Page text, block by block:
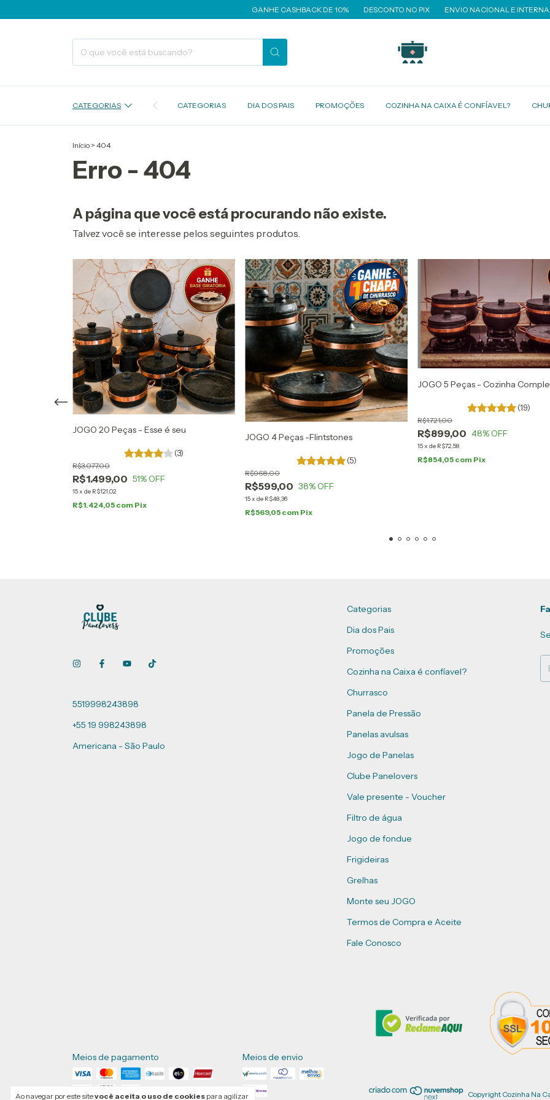
GANHE CASHBACK DE 10% DESCONTO NO PIX ENVIO NACIONAL E
CATEGORIAS CATEGORIAS DIA DOS PAIS PROMOÇÕES COZINHA NA CAIXA É CONFÍAVEL?
Ao navegar por este sitevocê aceita o uso de cookies para agilizar
Início > 404
Erro - 404
A página que você está procurando não existe.
Talvez você se interesse pelos seguintes produtos.
JOGO 20 Peças - Esse é seu
(3)
R$1.499,00
R$3.077,00
51% OFF
15x de R$121,02
R$1.424,05 com Pix
JOGO 4 Peças -Flintstones
(5)
R$599,00
R$968,00
38% OFF
15x de R$48,36
R$569,05 com Pix
JOGO 5 Peças - Cozinha
(19)
R$899,00
R$1.721,00
48% OFF
15x de R$72,58
R$854,05 com Pix
5519998243898
+55 19 998243898
Americana - São Paulo
Categorias
Dia dos Pais
Promoções
Cozinha na Caixa é confíavel?
Churrasco
Panela de Pressão
Panelas avulsas
Jogo de Panelas
Clube Panelovers
Vale presente - Voucher
Filtro de água
Jogo de fondue
Frigideiras
Grelhas
Monte seu JOGO
Termos de Compra e Aceite
Fale Conosco
Meios de pagamento Meios de envio
Copyright Cozinha Na